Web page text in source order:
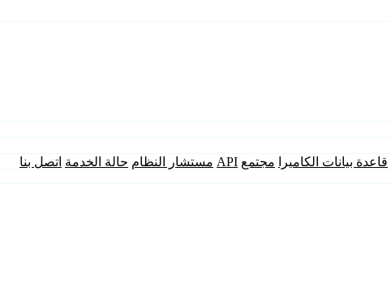
قاعدة بيانات الكاميرا مجتمع API مستشار النظام حالة الخدمة اتصل بنا